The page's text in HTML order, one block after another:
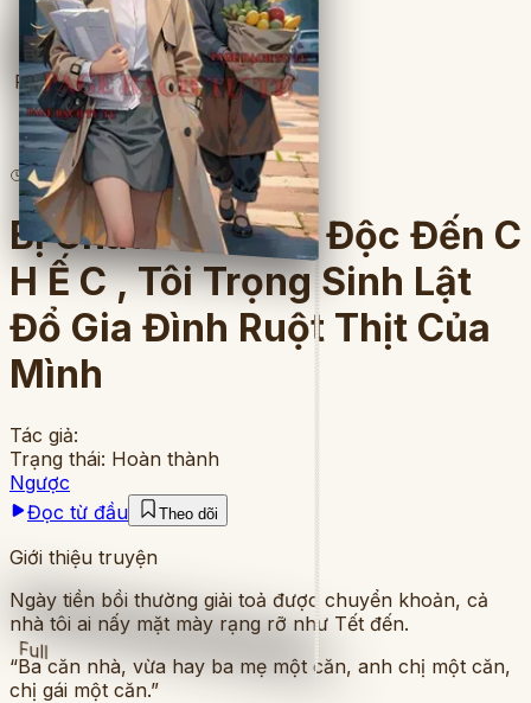
Full
Full
14lượt đọc· 8 chương
Bị Cháu Trai Đầu Độc Đến C
H Ế C , Tôi Trọng Sinh Lật
Đổ Gia Đình Ruột Thịt Của
Mình
Tác giả:
Trạng thái: Hoàn thành
Ngược
Đọc từ đầu
Theo dõi
Giới thiệu truyện
Ngày tiền bồi thường giải toả được chuyển khoản, cả
nhà tôi ai nấy mặt mày rạng rỡ như Tết đến.
“Ba căn nhà, vừa hay ba mẹ một căn, anh chị một căn,
chị gái một căn.”